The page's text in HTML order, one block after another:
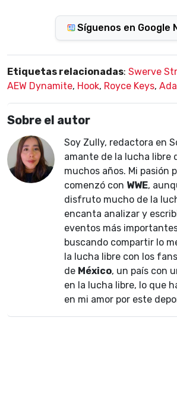
Síguenos en Google
Etiquetas relacionadas: Swerve
AEW Dynamite, Hook, Royce Keys,
Sobre el autor
Soy Zully, redactora en
amante de la lucha libre
muchos años. Mi pasión
comenzó con WWE,
disfruto mucho de la
encanta analizar y
eventos más
buscando compartir lo
la lucha libre con los
de México, un país con
en la lucha libre, lo que
en mi amor por este